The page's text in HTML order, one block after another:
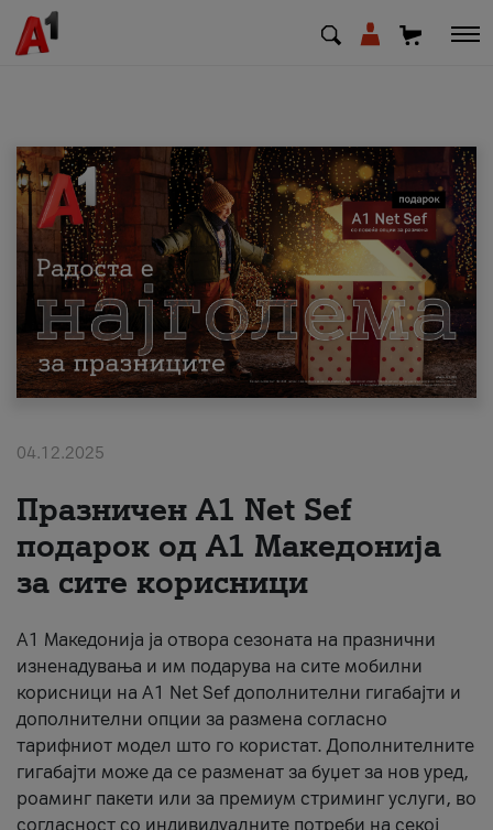
МК EN SQ
Приватни Деловни
Поддршка
Надополни кредит
За нас
#ПодобарОнлајн
04.12.2025
Празничен A1 Net Sеf
подарок од А1 Македонија
за сите корисници
А1 Македонија ја отвора сезоната на празнични
изненадувања и им подарува на сите мобилни
корисници на A1 Net Sef дополнителни гигабајти и
дополнителни опции за размена согласно
тарифниот модел што го користат. Дополнителните
гигабајти може да се разменат за буџет за нов уред,
роаминг пакети или за премиум стриминг услуги, во
согласност со индивидуалните потреби на секој